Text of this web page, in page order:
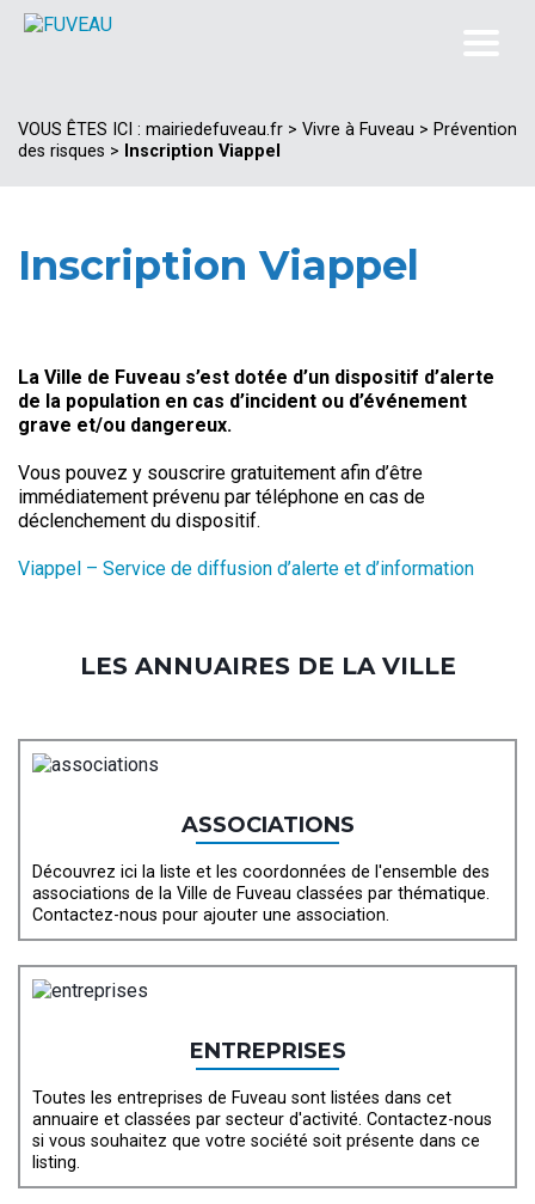
VOUS ÊTES ICI : mairiedefuveau.fr > Vivre à Fuveau > Prévention
des risques > Inscription Viappel
Inscription Viappel
La Ville de Fuveau s’est dotée d’un dispositif d’alerte
de la population en cas d’incident ou d’événement
grave et/ou dangereux.
Vous pouvez y souscrire gratuitement afin d’être
immédiatement prévenu par téléphone en cas de
déclenchement du dispositif.
Viappel – Service de diffusion d’alerte et d’information
LES ANNUAIRES DE LA VILLE
ASSOCIATIONS
Découvrez ici la liste et les coordonnées de l'ensemble des
associations de la Ville de Fuveau classées par thématique.
Contactez-nous pour ajouter une association.
ENTREPRISES
Toutes les entreprises de Fuveau sont listées dans cet
annuaire et classées par secteur d'activité. Contactez-nous
si vous souhaitez que votre société soit présente dans ce
listing.